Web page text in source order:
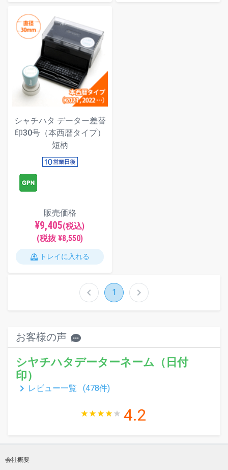
シャチハタ データー差替
印30号（本西暦タイプ）
短柄
販売価格
¥9,405(税込)
(税抜 ¥8,550)
トレイに入れる
chevron_left 1 chevron_right
お客様の声
シヤチハタデーターネーム（日付
印）
keyboard_arrow_right レビュー一覧 (478件)
4.2
会社概要